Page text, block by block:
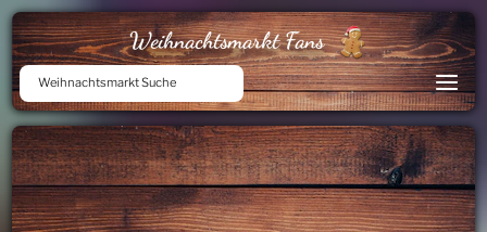
Weihnachtsmarkt Fans
Weihnachtsmarkt Suche